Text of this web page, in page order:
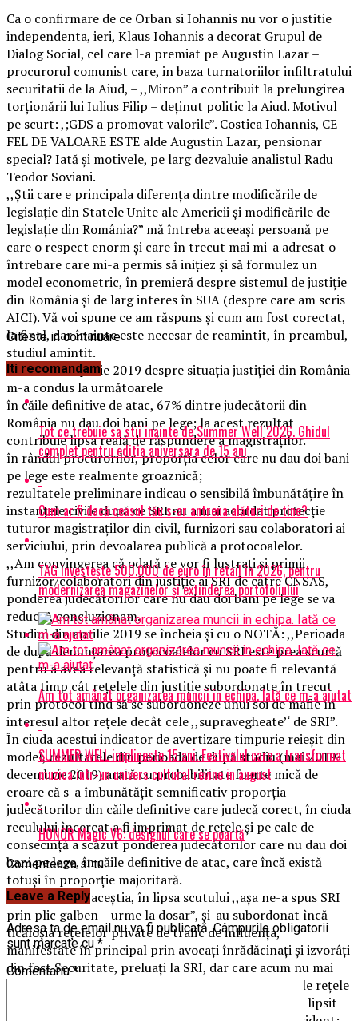
Ca o confirmare de ce Orban si Iohannis nu vor o justitie
independenta, ieri, Klaus Iohannis a decorat Grupul de
Dialog Social, cel care l-a premiat pe Augustin Lazar –
procurorul comunist care, in baza turnatoriilor infiltratului
securitatii de la Aiud, – ,,Miron” a contribuit la prelungirea
torționării lui Iulius Filip – deținut politic la Aiud. Motivul
pe scurt: ,;GDS a promovat valorile”. Costica Iohannis, CE
FEL DE VALOARE ESTE alde Augustin Lazar, pensionar
special? Iată și motivele, pe larg dezvaluie analistul Radu
Teodor Soviani.
,,Știi care e principala diferența dintre modificările de
legislație din Statele Unite ale Americii și modificările de
legislație din România?” mă întreba aceeași persoană pe
care o respect enorm și care în trecut mai mi-a adresat o
întrebare care mi-a permis să inițiez și să formulez un
model econometric, în premieră despre sistemul de justiție
din România și de larg interes în SUA (despre care am scris
AICI). Vă voi spune ce am răspuns și cum am fost corectat,
la final, dar înainte este necesar de reamintit, în preambul,
studiul amintit.
Studiul din aprilie 2019 despre situația justiției din România
m-a condus la următoarele
în căile definitive de atac, 67% dintre judecătorii din
România nu dau doi bani pe lege; la acest rezultat
contribuie lipsa reală de răspundere a magistraților.
în rândul procurorilor, proporția celor care nu dau doi bani
pe lege este realmente groaznică;
rezultatele preliminare indicau o sensibilă îmbunătățire în
instanțele civile după ce SRI nu a mai acordat protecție
tuturor magistraților din civil, furnizori sau colaboratori ai
serviciului, prin devoalarea publică a protocoalelor.
,,Am convingerea că odată ce vor fi lustrați și primii
furnizor/colaboratori din justiție ai SRI de către CNSAS,
ponderea judecătorilor care nu dau doi bani pe lege se va
reduce”, concluzionam.
Studiul din aprilie 2019 se încheia și cu o NOTĂ: ,,Perioada
de după denunțarea protocoalelor cu SRI este prea scurtă
pentru a avea relevanță statistică și nu poate fi relevantă
atâta timp cât rețelele din justiție subordonate în trecut
prin protocol tind să se subordoneze unui soi de mafie în
interesul altor rețele decât cele ,,supravegheate’‘ de SRI”.
În ciuda acestui indicator de avertizare timpurie reieșit din
model, rezultatele din perioada de după studiu (mai 2019-
decembrie 2019) arată cu probabilitate foarte mică de
eroare că s-a îmbunătățit semnificativ proporția
judecătorilor din căile definitive care judecă corect, în ciuda
reculului încercat a fi imprimat de rețele și pe cale de
consecință a scăzut ponderea judecătorilor care nu dau doi
bani pe lege, în căile definitive de atac, care încă există
totuși în proporție majoritară.
Faptul însă că aceștia, în lipsa scutului ,,așa ne-a spus SRI
prin plic galben – urme la dosar”, și-au subordonat încă
ticăloșia rețelelor private de trafic de influența,
manifestate în principal prin avocați înrădăcinați și izvorâți
din fost Securitate, preluați la SRI, dar care acum nu mai
acționează la ordinul direct al SRI (ci folosesc vechile rețele
din magistratură formate sub cupola SRI sub ochiul lipsit
Citeste in continuare
Iti recomandam
Tot ce trebuie sa stii inainte de Summer Well 2026. Ghidul
complet pentru editia aniversara de 15 ani
Cum ar fi dacă ceasul tău s-ar antrena alături de tine?
TAG investește 500.000 de euro în retail în 2026, pentru
modernizarea magazinelor și extinderea portofoliului
Am tot amânat organizarea muncii in echipa. Iată ce m-a ajutat
SUMMER WELL implineste 15 ani. Festivalul care a transformat
muzica intr-un univers cultural revine in august
HONOR Magic V6: designul care se poartă
Comenteaza si tu
Leave a Reply
Adresa ta de email nu va fi publicată. Câmpurile obligatorii
sunt marcate cu *
Comentariu*